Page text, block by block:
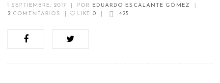
1 SEPTIEMBRE, 2017 POR EDUARDO ESCALANTE GÓMEZ
2 COMENTARIOS LIKE 0 425